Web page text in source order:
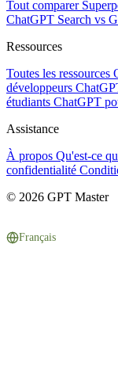
Tout comparer
ChatGPT Search vs
Ressources
Toutes les ressources
développeurs
étudiants ChatGPT
Assistance
À propos Qu'est-ce
confidentialité
© 2026 GPT Master
Français